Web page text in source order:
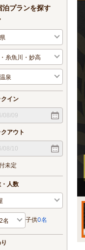
泊プランを探す
イン
アウト
未定
人数
子供0名